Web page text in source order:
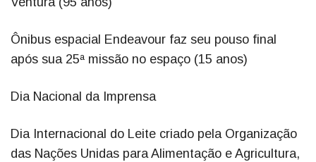
Ônibus espacial Endeavour faz seu pouso final
após sua 25ª missão no espaço (15 anos)
Dia Nacional da Imprensa
Dia Internacional do Leite criado pela Organização
das Nações Unidas para Alimentação e Agricultura,